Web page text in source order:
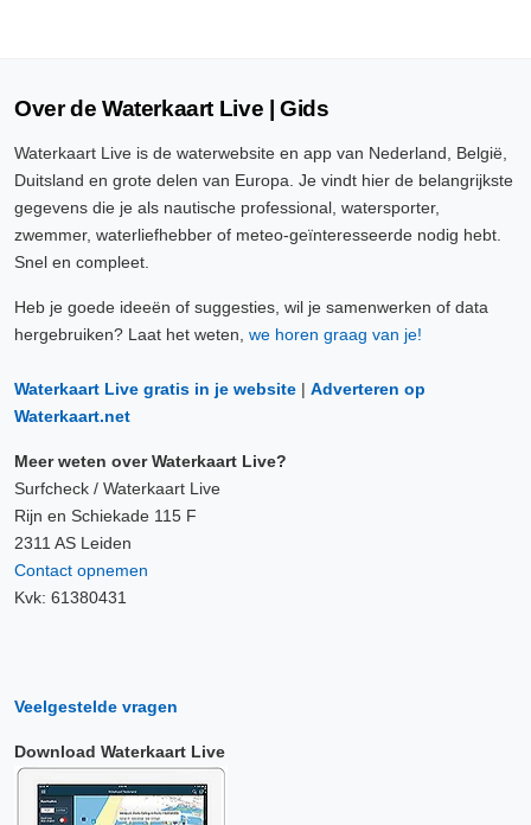
Over de Waterkaart Live | Gids
Waterkaart Live is de waterwebsite en app van Nederland, België,
Duitsland en grote delen van Europa. Je vindt hier de belangrijkste
gegevens die je als nautische professional, watersporter,
zwemmer, waterliefhebber of meteo-geïnteresseerde nodig hebt.
Snel en compleet.
Heb je goede ideeën of suggesties, wil je samenwerken of data
hergebruiken? Laat het weten, we horen graag van je!
Waterkaart Live gratis in je website | Adverteren op
Waterkaart.net
Meer weten over Waterkaart Live?
Surfcheck / Waterkaart Live
Rijn en Schiekade 115 F
2311 AS Leiden
Contact opnemen
Kvk: 61380431
Veelgestelde vragen
Download Waterkaart Live